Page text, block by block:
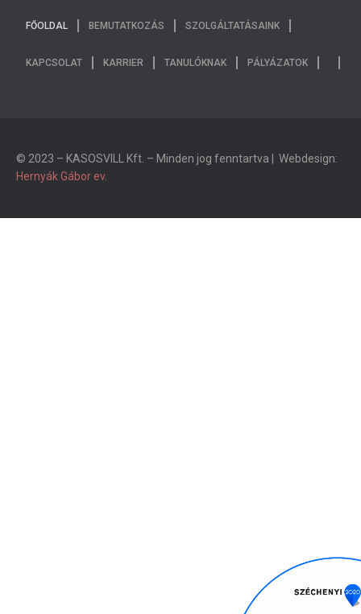
FŐOLDAL BEMUTATKOZÁS SZOLGÁLTATÁSAINK
KAPCSOLAT KARRIER TANULÓKNAK PÁLYÁZATOK
© 2023 – KASOSVILL Kft. – Minden jog fenntartva | Webdesign:
Hernyák Gábor ev.